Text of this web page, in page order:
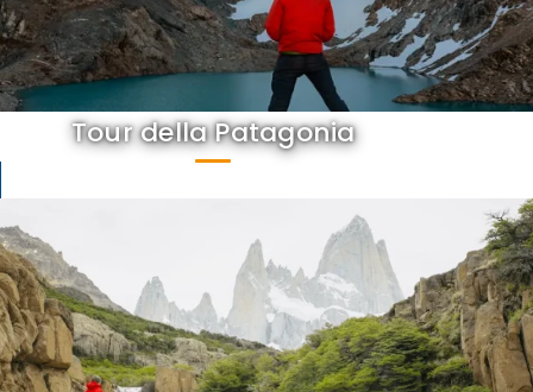
Tour della Patagonia